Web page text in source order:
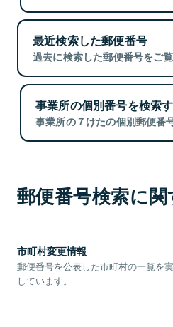
最近検索した郵便番号
過去に検索した郵便番号をご
事業所の個別番号を検索
事業所の７けたの個別郵便番
郵便番号検索に
市町村変更情報
郵便番号を公表した市町村の一覧を
しています。